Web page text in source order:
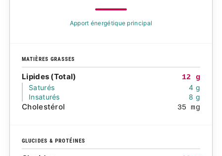
Apport énergétique principal
MATIÈRES GRASSES
Lipides (Total)
12 g
Saturés
4 g
Insaturés
8 g
Cholestérol 35 mg
GLUCIDES & PROTÉINES